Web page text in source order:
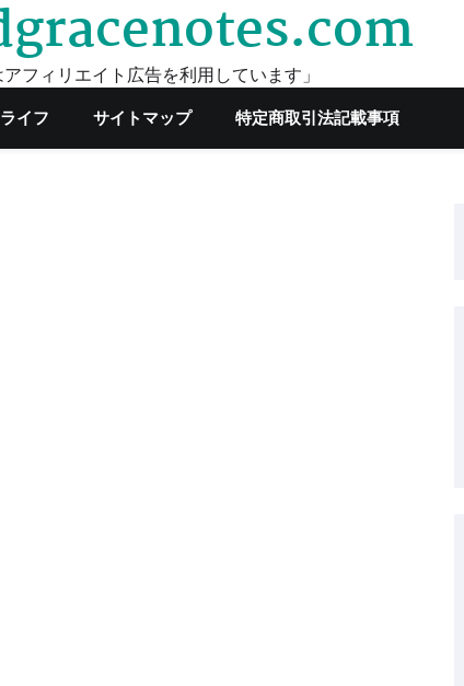
フィリエイト広告を利用しています」
イフ サイトマップ 特定商取引法記載事項